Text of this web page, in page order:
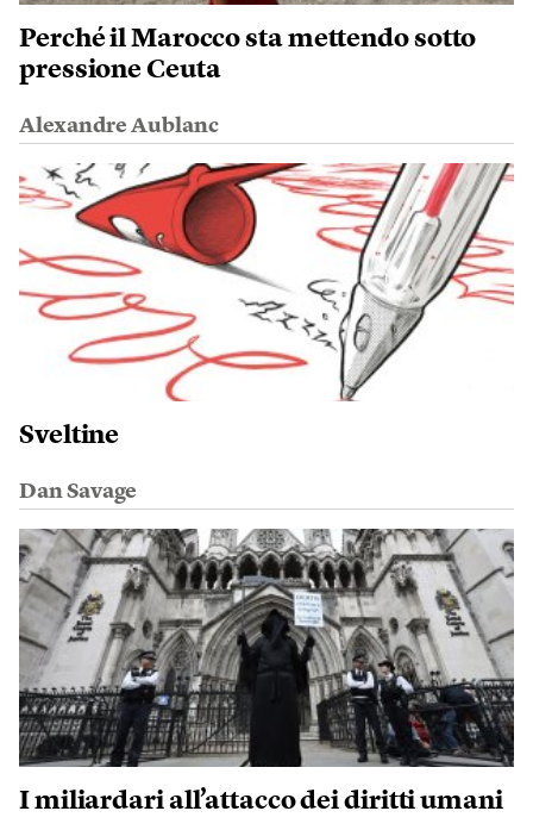
Perché il Marocco sta mettendo sotto
pressione Ceuta
Alexandre Aublanc
Sveltine
Dan Savage
I miliardari all’attacco dei diritti umani